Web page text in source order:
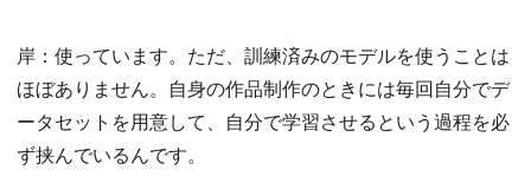
岸：使っています。ただ、訓練済みのモデルを使うことは
ほぼありません。自身の作品制作のときには毎回自分でデ
ータセットを用意して、自分で学習させるという過程を必
ず挟んでいるんです。